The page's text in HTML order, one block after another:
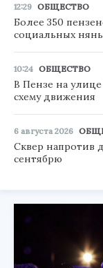
12:29 ОБЩЕСТВО
Более 350
социальных нянь
10:24 ОБЩЕСТВО
В Пензе на
схему движения
6 августа 2026
Сквер напротив
сентябрю